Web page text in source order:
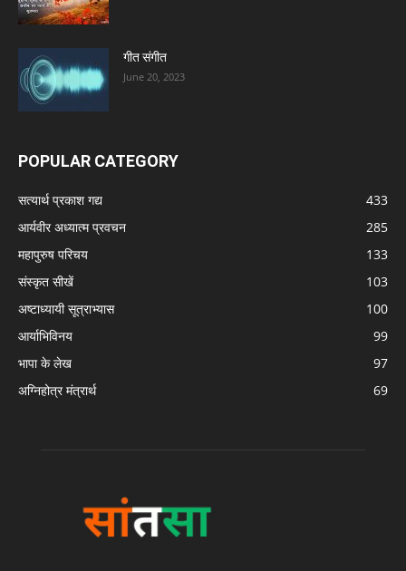
गीत संगीत
June 20, 2023
POPULAR CATEGORY
सत्यार्थ प्रकाश गद्य
433
आर्यवीर अध्यात्म प्रवचन
285
महापुरुष परिचय
133
संस्कृत सीखें
103
अष्टाध्यायी सूत्राभ्यास
100
आर्याभिविनय
99
भापा के लेख
97
अग्निहोत्र मंत्रार्थ
69